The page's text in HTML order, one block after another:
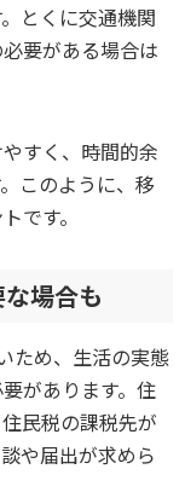
とくに交通機関
要がある場合は
すく、時間的余
このように、移
です。
場合も
ため、生活の実態
があります。住
民税の課税先が
や届出が求めら